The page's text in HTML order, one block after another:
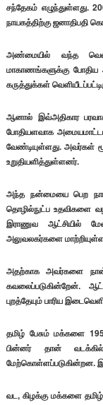
சந்தேகம் எழுந்துள்ளது.
நாயகத்திற்கு ஜனாதிபதி
அண்மையில் வந்த
மாகாணங்களுக்கு போதிய
கருத்துக்கள்
ஆனால் இவ்அதிகார
போதியளவாக
வேண்டியுள்ளது. அவர்கள்
உறுதியளித்துள்ளனர்.
அந்த நன்மையை பெற
தொழில்நுட்ப உதவிகளை
இராணுவ ஆட்சியில்
அலுவலகர்களை
அதற்காக அவர்களை
கவலைப்படுகின்றேன்.
புறத்தேயும் பாரிய
தமிழ் பேசும் மக்களை
பின்னர் தான்
மேற்கொள்ளப்படுகின்றன.
வட, கிழக்கு மக்களை